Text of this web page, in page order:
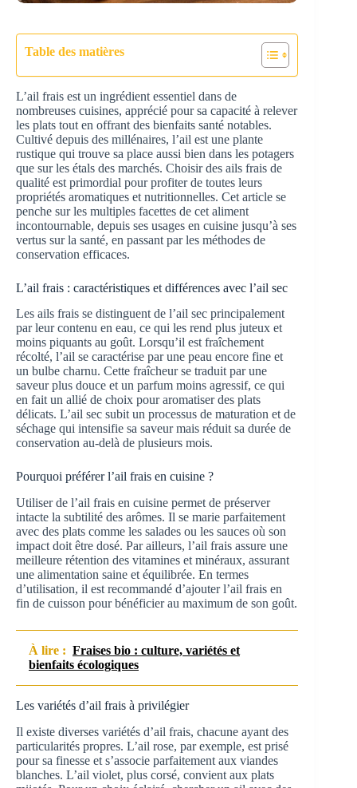
Table des matières
L’ail frais est un ingrédient essentiel dans de
nombreuses cuisines, apprécié pour sa capacité à relever
les plats tout en offrant des bienfaits santé notables.
Cultivé depuis des millénaires, l’ail est une plante
rustique qui trouve sa place aussi bien dans les potagers
que sur les étals des marchés. Choisir des ails frais de
qualité est primordial pour profiter de toutes leurs
propriétés aromatiques et nutritionnelles. Cet article se
penche sur les multiples facettes de cet aliment
incontournable, depuis ses usages en cuisine jusqu’à ses
vertus sur la santé, en passant par les méthodes de
conservation efficaces.
L’ail frais : caractéristiques et différences avec l’ail sec
Les ails frais se distinguent de l’ail sec principalement
par leur contenu en eau, ce qui les rend plus juteux et
moins piquants au goût. Lorsqu’il est fraîchement
récolté, l’ail se caractérise par une peau encore fine et
un bulbe charnu. Cette fraîcheur se traduit par une
saveur plus douce et un parfum moins agressif, ce qui
en fait un allié de choix pour aromatiser des plats
délicats. L’ail sec subit un processus de maturation et de
séchage qui intensifie sa saveur mais réduit sa durée de
conservation au-delà de plusieurs mois.
Pourquoi préférer l’ail frais en cuisine ?
Utiliser de l’ail frais en cuisine permet de préserver
intacte la subtilité des arômes. Il se marie parfaitement
avec des plats comme les salades ou les sauces où son
impact doit être dosé. Par ailleurs, l’ail frais assure une
meilleure rétention des vitamines et minéraux, assurant
une alimentation saine et équilibrée. En termes
d’utilisation, il est recommandé d’ajouter l’ail frais en
fin de cuisson pour bénéficier au maximum de son goût.
À lire : Fraises bio : culture, variétés et
bienfaits écologiques
Les variétés d’ail frais à privilégier
Il existe diverses variétés d’ail frais, chacune ayant des
particularités propres. L’ail rose, par exemple, est prisé
pour sa finesse et s’associe parfaitement aux viandes
blanches. L’ail violet, plus corsé, convient aux plats